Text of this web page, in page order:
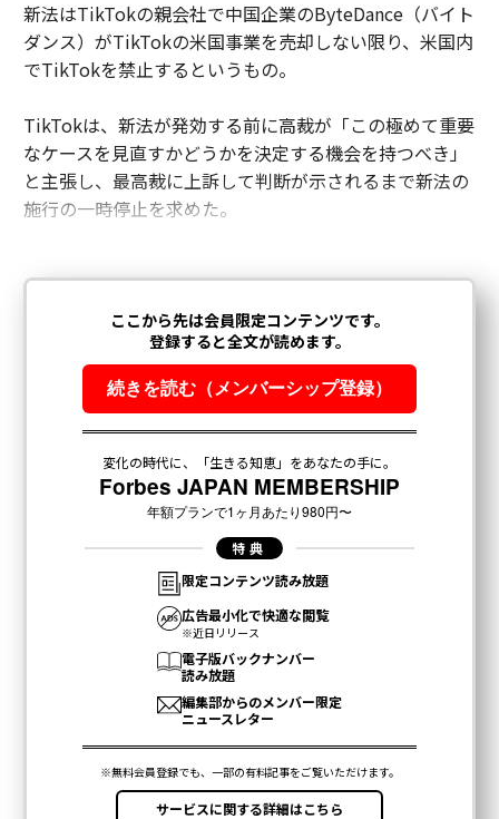
新法はTikTokの親会社で中国企業のByteDance（バイト
ダンス）がTikTokの米国事業を売却しない限り、米国内
でTikTokを禁止するというもの。
TikTokは、新法が発効する前に高裁が「この極めて重要
なケースを見直すかどうかを決定する機会を持つべき」
と主張し、最高裁に上訴して判断が示されるまで新法の
施行の一時停止を求めた。